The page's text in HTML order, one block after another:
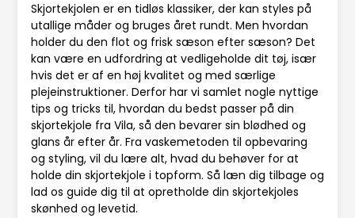
Skjortekjolen er en tidløs klassiker, der kan styles på
utallige måder og bruges året rundt. Men hvordan
holder du den flot og frisk sæson efter sæson? Det
kan være en udfordring at vedligeholde dit tøj, især
hvis det er af en høj kvalitet og med særlige
plejeinstruktioner. Derfor har vi samlet nogle nyttige
tips og tricks til, hvordan du bedst passer på din
skjortekjole fra Vila, så den bevarer sin blødhed og
glans år efter år. Fra vaskemetoden til opbevaring
og styling, vil du lære alt, hvad du behøver for at
holde din skjortekjole i topform. Så læn dig tilbage og
lad os guide dig til at opretholde din skjortekjoles
skønhed og levetid.